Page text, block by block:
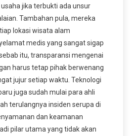
jika terbukti ada unsur
Tambahan pula, mereka
lokasi wisata alam
medis yang sangat sigap
itu, transparansi mengenai
harus tetap pihak berwenang
jujur setiap waktu. Teknologi
juga sudah mulai para ahli
terulangnya insiden serupa di
dan keamanan
pilar utama yang tidak akan